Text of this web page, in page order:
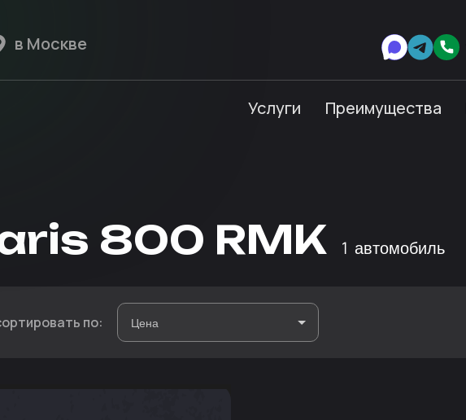
Услуги Преимущества
800 RMK 1 автомобиль
по: